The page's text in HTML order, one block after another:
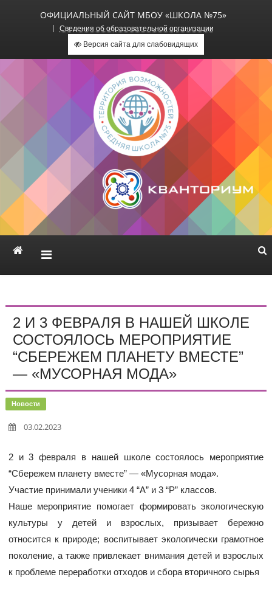
ОФИЦИАЛЬНЫЙ САЙТ МБОУ «ШКОЛА №75»
Сведения об образовательной организации
Версия сайта для слабовидящих
Официальный сайт МБОУ
«Школа №75»
2 И 3 ФЕВРАЛЯ В НАШЕЙ ШКОЛЕ
СОСТОЯЛОСЬ МЕРОПРИЯТИЕ
“СБЕРЕЖЕМ ПЛАНЕТУ ВМЕСТЕ”
— «МУСОРНАЯ МОДА»
Новости
03.02.2023
2 и 3 февраля в нашей школе состоялось мероприятие
“Сбережем планету вместе” — «Мусорная мода».
Участие принимали ученики 4 “А” и 3 “Р” классов.
Наше мероприятие помогает формировать экологическую
культуры у детей и взрослых, призывает бережно
относится к природе; воспитывает экологически грамотное
поколение, а также привлекает внимания детей и взрослых
к проблеме переработки отходов и сбора вторичного сырья